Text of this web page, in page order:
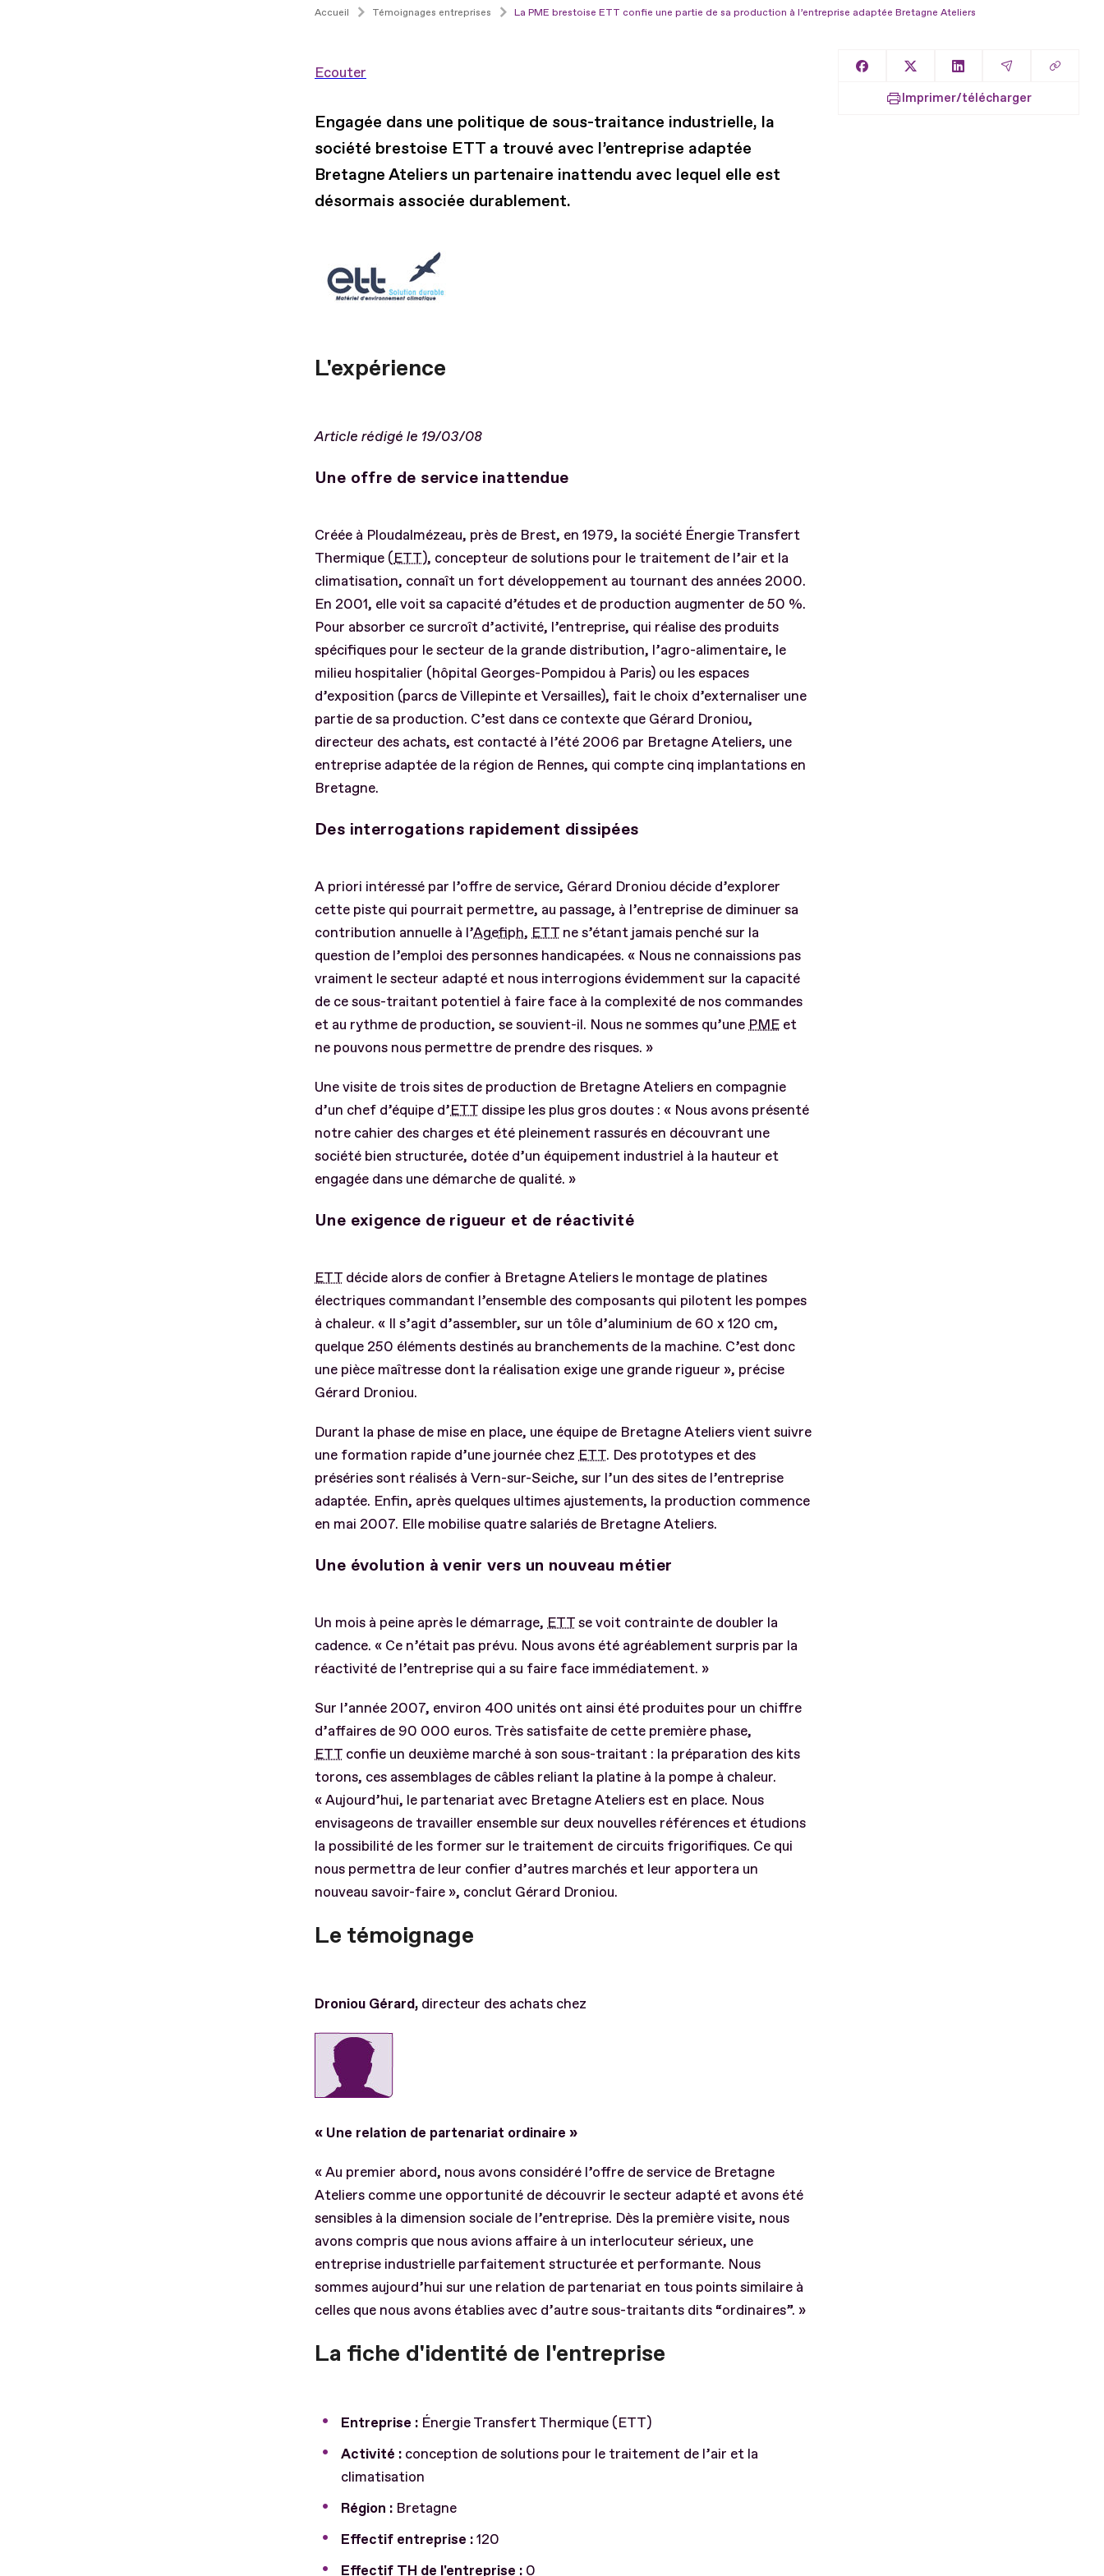
Accueil Témoignages entreprises La PME brestoise ETT confie une partie de sa production à l’entreprise adaptée Bretagne Ateliers
Ecouter
Engagée dans une politique de sous-traitance industrielle, la
société brestoise ETT a trouvé avec l’entreprise adaptée
Bretagne Ateliers un partenaire inattendu avec lequel elle est
désormais associée durablement.
L'expérience
Article rédigé le 19/03/08
Une offre de service inattendue
Créée à Ploudalmézeau, près de Brest, en 1979, la société Énergie Transfert
Thermique (ETT), concepteur de solutions pour le traitement de l’air et la
climatisation, connaît un fort développement au tournant des années 2000.
En 2001, elle voit sa capacité d’études et de production augmenter de 50 %.
Pour absorber ce surcroît d’activité, l’entreprise, qui réalise des produits
spécifiques pour le secteur de la grande distribution, l’agro-alimentaire, le
milieu hospitalier (hôpital Georges-Pompidou à Paris) ou les espaces
d’exposition (parcs de Villepinte et Versailles), fait le choix d’externaliser une
partie de sa production. C’est dans ce contexte que Gérard Droniou,
directeur des achats, est contacté à l’été 2006 par Bretagne Ateliers, une
entreprise adaptée de la région de Rennes, qui compte cinq implantations en
Bretagne.
Des interrogations rapidement dissipées
A priori intéressé par l’offre de service, Gérard Droniou décide d’explorer
cette piste qui pourrait permettre, au passage, à l’entreprise de diminuer sa
contribution annuelle à l’Agefiph, ETT ne s’étant jamais penché sur la
question de l’emploi des personnes handicapées. « Nous ne connaissions pas
vraiment le secteur adapté et nous interrogions évidemment sur la capacité
de ce sous-traitant potentiel à faire face à la complexité de nos commandes
et au rythme de production, se souvient-il. Nous ne sommes qu’une PME et
ne pouvons nous permettre de prendre des risques. »
Une visite de trois sites de production de Bretagne Ateliers en compagnie
d’un chef d’équipe d’ETT dissipe les plus gros doutes : « Nous avons présenté
notre cahier des charges et été pleinement rassurés en découvrant une
société bien structurée, dotée d’un équipement industriel à la hauteur et
engagée dans une démarche de qualité. »
Une exigence de rigueur et de réactivité
ETT décide alors de confier à Bretagne Ateliers le montage de platines
électriques commandant l’ensemble des composants qui pilotent les pompes
à chaleur. « Il s’agit d’assembler, sur un tôle d’aluminium de 60 x 120 cm,
quelque 250 éléments destinés au branchements de la machine. C’est donc
une pièce maîtresse dont la réalisation exige une grande rigueur », précise
Gérard Droniou.
Durant la phase de mise en place, une équipe de Bretagne Ateliers vient suivre
une formation rapide d’une journée chez ETT. Des prototypes et des
préséries sont réalisés à Vern-sur-Seiche, sur l’un des sites de l’entreprise
adaptée. Enfin, après quelques ultimes ajustements, la production commence
en mai 2007. Elle mobilise quatre salariés de Bretagne Ateliers.
Une évolution à venir vers un nouveau métier
Un mois à peine après le démarrage, ETTse voit contrainte de doubler la
cadence. « Ce n’était pas prévu. Nous avons été agréablement surpris par la
réactivité de l’entreprise qui a su faire face immédiatement. »
Sur l’année 2007, environ 400 unités ont ainsi été produites pour un chiffre
d’affaires de 90 000 euros. Très satisfaite de cette première phase,
ETT confie un deuxième marché à son sous-traitant : la préparation des kits
torons, ces assemblages de câbles reliant la platine à la pompe à chaleur.
« Aujourd’hui, le partenariat avec Bretagne Ateliers est en place. Nous
envisageons de travailler ensemble sur deux nouvelles références et étudions
la possibilité de les former sur le traitement de circuits frigorifiques. Ce qui
nous permettra de leur confier d’autres marchés et leur apportera un
nouveau savoir-faire », conclut Gérard Droniou.
Le témoignage
Droniou Gérard, directeur des achats chez
« Une relation de partenariat ordinaire »
« Au premier abord, nous avons considéré l’offre de service de Bretagne
Ateliers comme une opportunité de découvrir le secteur adapté et avons été
sensibles à la dimension sociale de l’entreprise. Dès la première visite, nous
avons compris que nous avions affaire à un interlocuteur sérieux, une
entreprise industrielle parfaitement structurée et performante. Nous
sommes aujourd’hui sur une relation de partenariat en tous points similaire à
celles que nous avons établies avec d’autre sous-traitants dits “ordinaires”. »
La fiche d'identité de l'entreprise
Entreprise : Énergie Transfert Thermique (ETT)
Activité : conception de solutions pour le traitement de l’air et la
climatisation
Région : Bretagne
Effectif entreprise :120
Effectif TH de l'entreprise : 0
Partager sur Facebook
Partager sur XPartager sur LinkedIn
Partager par
Copier
Imprimer/télécharger